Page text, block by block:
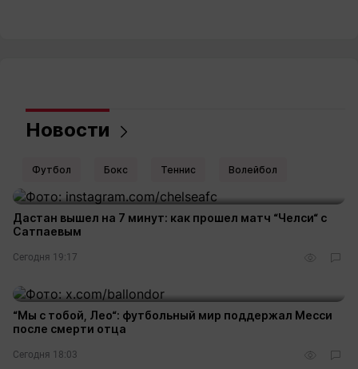
Новости
Футбол Бокс Теннис Волейбол
Дастан вышел на 7 минут: как прошел матч “Челси“ с
Сатпаевым
Сегодня 19:17
“Мы с тобой, Лео“: футбольный мир поддержал Месси
после смерти отца
Сегодня 18:03